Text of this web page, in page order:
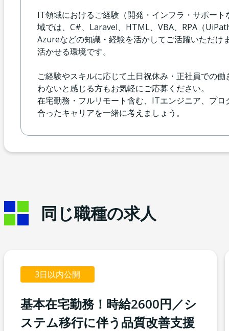
IT領域におけるご経験（開発・インフラ・サポー
域では、C#、Laravel、HTML、VBA、RPA（
Azureなどの知識・経験を活かしてご活躍いただ
活かせる環境です。
ご経験やスキルに応じて土日祝休み・正社員での
わないと感じる方もお気軽にご応募ください。
在宅勤務・フルリモート含む、ITエンジニア、プ
合ったキャリアを一緒に考えましょう。
同じ職種の求人
3日以内公開
基本在宅勤務！時給2600円／シ
ステム移行に伴う品質改善支援